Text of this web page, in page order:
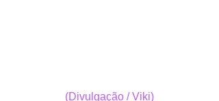
(Divulgação / Viki)